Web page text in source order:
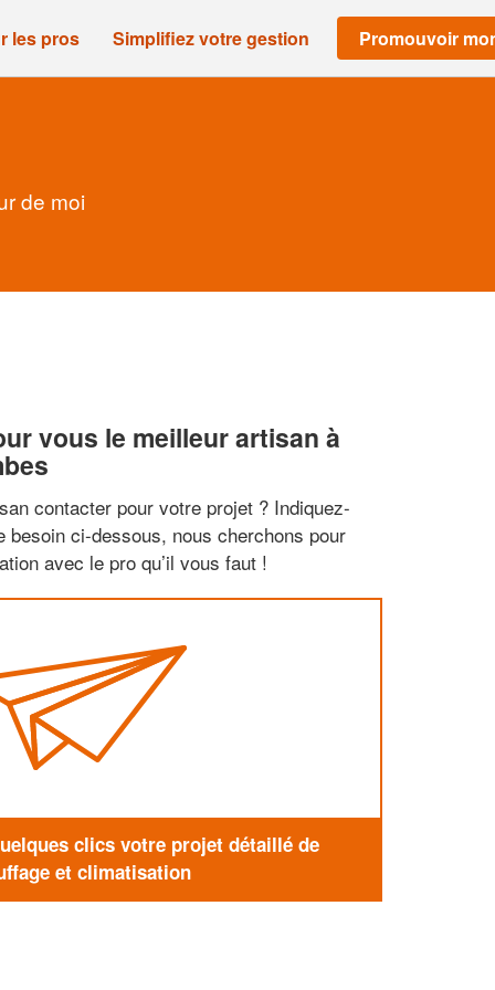
les pros Simplifiez votre gestion Promouvoir
de moi
vous le meilleur artisan à
contacter pour votre projet ? Indiquez-
besoin ci-dessous, nous cherchons pour
avec le pro qu’il vous faut !
clics votre projet détaillé de
et climatisation